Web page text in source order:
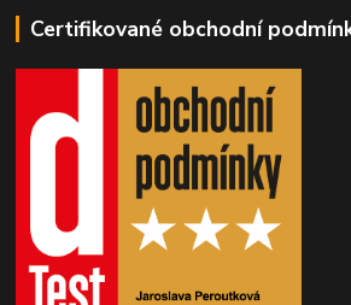
Certifikované obchodní